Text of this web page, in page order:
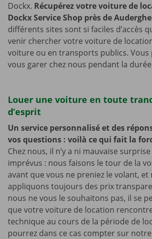
Dockx. Récupérez votre voiture de
Dockx Service Shop près de
différents sites sont si faciles d’accès
venir chercher votre voiture de
voiture ou en transports publics. Vous
vous garer chez nous pendant la
Louer une voiture en toute
d’esprit
Un service personnalisé et des
vos questions : voilà ce qui fait la
Chez nous, il n’y a ni mauvaise
imprévus : nous faisons le tour de la
avant que vous ne preniez le volant, et
appliquons toujours des prix
nous ne vous le souhaitons pas, il se
que votre voiture de location
technique au cours de la période de
pourrez dans ce cas compter sur